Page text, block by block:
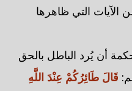
التي ظاهرها
أن يُرد الباطل بالحق
قَالَ طَائِرُكُمْ عِنْدَ اللَّهِ